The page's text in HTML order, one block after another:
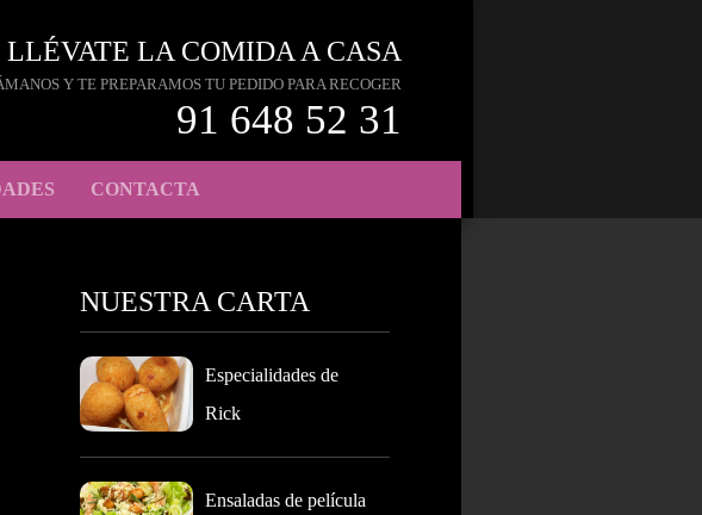
LLÉVATE LA COMIDA A CASA
Y TE PREPARAMOS TU PEDIDO PARA RECOGER
91 648 52 31
CONTACTA
NUESTRA CARTA
Especialidades de
Rick
Ensaladas de película